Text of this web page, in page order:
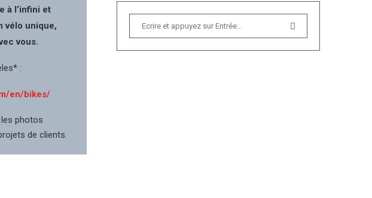
à l’infini et
vélo unique,
vous.
:
en/bikes/
photos
de clients.